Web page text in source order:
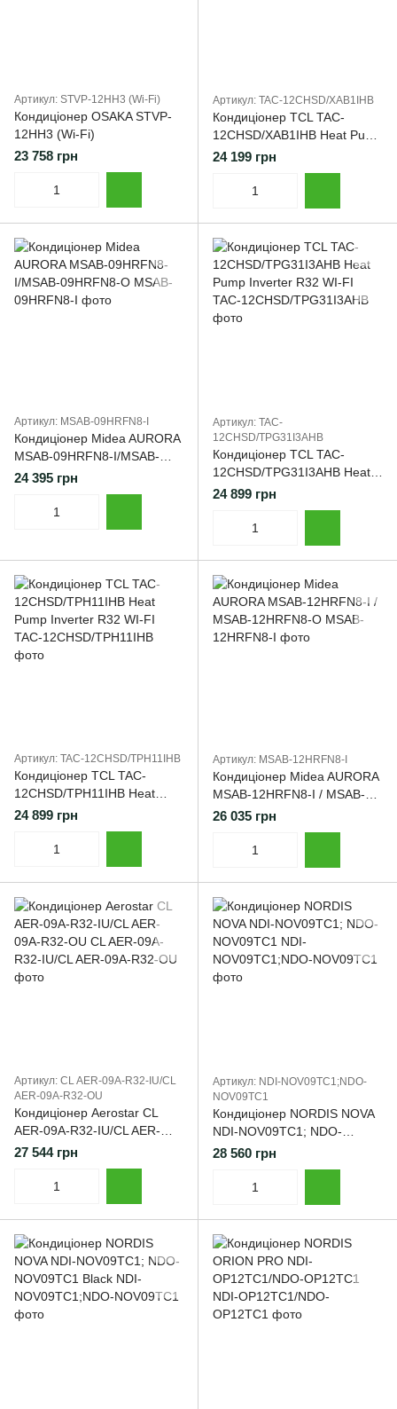
Артикул: STVP-12HH3 (Wi-Fi)
Кондиціонер OSAKA STVP-
12HH3 (Wi-Fi)
23 758 грн
Артикул: TAC-12CHSD/XAB1IHB
Кондиціонер TCL TAC-
12CHSD/XAB1IHB Heat Pump
Inverter R32 WI-FI
24 199 грн
Артикул: MSAB-09HRFN8-I
Кондиціонер Midea AURORA
MSAB-09HRFN8-I/MSAB-
09HRFN8-O
24 395 грн
Артикул: TAC-
12CHSD/TPG31I3AHB
Кондиціонер TCL TAC-
12CHSD/TPG31I3AHB Heat
Pump Inverter R32 WI-FI
24 899 грн
Артикул: TAC-12CHSD/TPH11IHB
Кондиціонер TCL TAC-
12CHSD/TPH11IHB Heat
Pump Inverter R32 WI-FI
24 899 грн
Артикул: MSAB-12HRFN8-I
Кондиціонер Midea AURORA
MSAB-12HRFN8-I / MSAB-
12HRFN8-O
26 035 грн
Артикул: CL AER-09A-R32-IU/СL
AER-09A-R32-OU
Кондиціонер Aerostar CL
AER-09A-R32-IU/CL AER-
09A-R32-OU
27 544 грн
Артикул: NDI-NOV09TC1;NDO-
NOV09TC1
Кондиціонер NORDIS NOVA
NDI-NOV09TC1; NDO-
NOV09TC1
28 560 грн